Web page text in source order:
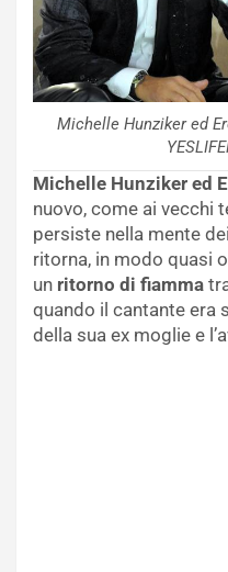
Michelle Hunziker ed
Michelle Hunziker ed
nuovo, come ai vecchi
persiste nella mente
ritorna, in modo quasi
un ritorno di fiamma
quando il cantante era
della sua ex moglie e